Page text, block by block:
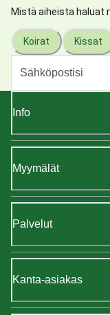
Mistä aiheista haluat
Koirat Kissat
Info
Myymälät
Palvelut
Kanta-asiakas